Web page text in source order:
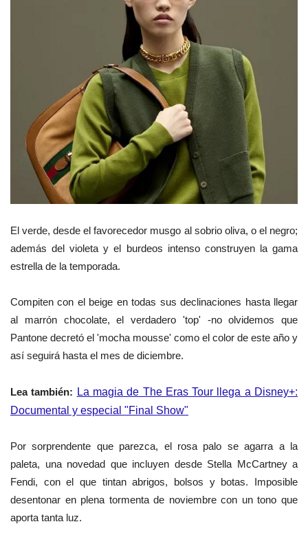
El verde, desde el favorecedor musgo al sobrio oliva, o el negro;
además del violeta y el burdeos intenso construyen la gama
estrella de la temporada.
Compiten con el beige en todas sus declinaciones hasta llegar
al marrón chocolate, el verdadero 'top' -no olvidemos que
Pantone decretó el 'mocha mousse' como el color de este año y
así seguirá hasta el mes de diciembre.
Lea también: La magia de The Eras Tour llega a Disney+:
Documental y especial "Final Show"
Por sorprendente que parezca, el rosa palo se agarra a la
paleta, una novedad que incluyen desde Stella McCartney a
Fendi, con el que tintan abrigos, bolsos y botas. Imposible
desentonar en plena tormenta de noviembre con un tono que
aporta tanta luz.